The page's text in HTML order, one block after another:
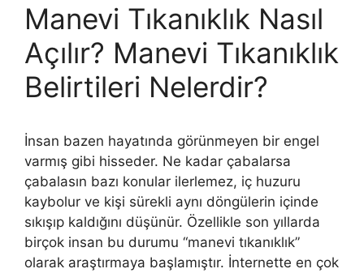
Manevi Tıkanıklık Nasıl
Açılır? Manevi Tıkanıklık
Belirtileri Nelerdir?
İnsan bazen hayatında görünmeyen bir engel
varmış gibi hisseder. Ne kadar çabalarsa
çabalasın bazı konular ilerlemez, iç huzuru
kaybolur ve kişi sürekli aynı döngülerin içinde
sıkışıp kaldığını düşünür. Özellikle son yıllarda
birçok insan bu durumu “manevi tıkanıklık”
olarak araştırmaya başlamıştır. İnternette en çok